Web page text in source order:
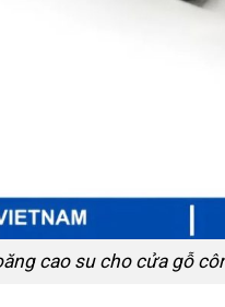
cao su cho cửa gỗ